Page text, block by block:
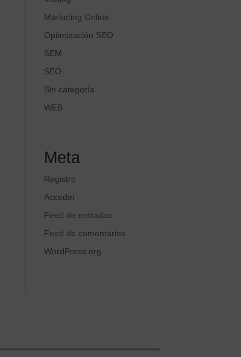
Marketing Online
Optimización SEO
SEM
SEO
Sin categoría
WEB
Meta
Registro
Acceder
Feed de entradas
Feed de comentarios
WordPress.org